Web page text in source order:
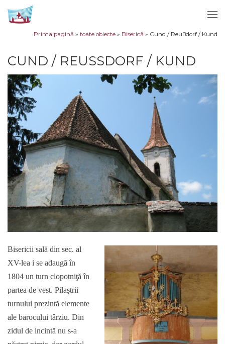
Sari la conținut
Prima pagină » toate obiecte » Biserică » Cund / Reußdorf / Kund
CUND / REUSSDORF / KUND
Bisericii sală din sec. al
XV-lea i se adaugă în
1804 un turn clopotniţă în
partea de vest. Pilaştrii
turnului prezintă elemente
ale barocului târziu. Din
zidul de incintă nu s-a